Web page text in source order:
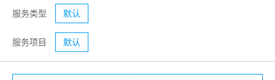
服务类型 默认
服务项目 默认